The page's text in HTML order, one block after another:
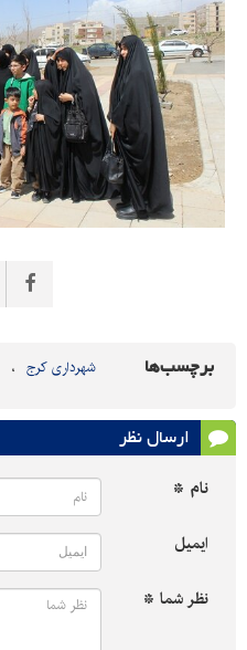
برچسب‌ها شهرداری کرج
ارسال نظر
نام *
ایمیل
نظر شما *